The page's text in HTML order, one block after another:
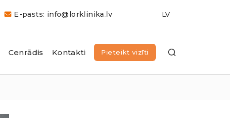
E-pasts: info@lorklinika.lv
Cenrādis Kontakti Pieteikt vizīti